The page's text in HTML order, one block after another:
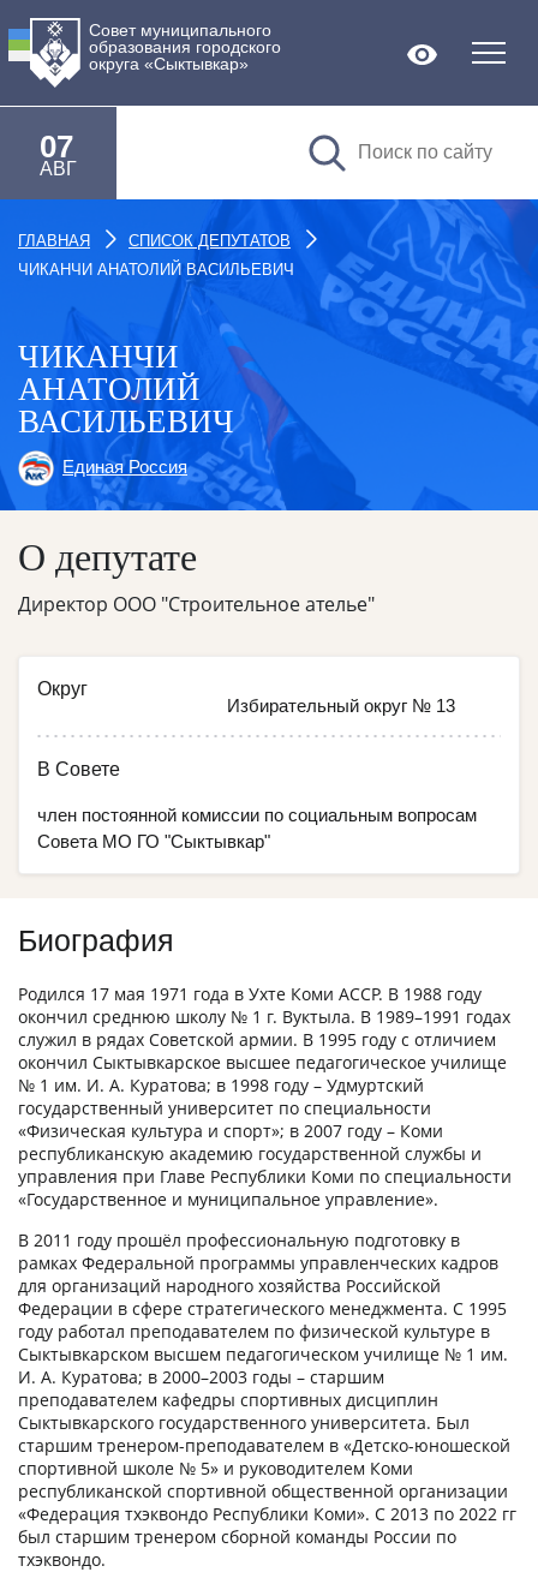
Совет муниципального
образования городского
округа «Сыктывкар»
07
АВГ
Версия
ГЛАВНАЯ
СПИСОК ДЕПУТАТОВ
ЧИКАНЧИ АНАТОЛИЙ ВАСИЛЬЕВИЧ
ЧИКАНЧИ
АНАТОЛИЙ
ВАСИЛЬЕВИЧ
Единая Россия
О депутате
Директор ООО "Строительное ателье"
Округ
Избирательный округ № 13
В Совете
член постоянной комиссии по социальным вопросам
Совета МО ГО "Сыктывкар"
Биография
Родился 17 мая 1971 года в Ухте Коми АССР. В 1988 году
окончил среднюю школу № 1 г. Вуктыла. В 1989–1991 годах
служил в рядах Советской армии. В 1995 году с отличием
окончил Сыктывкарское высшее педагогическое училище
№ 1 им. И. А. Куратова; в 1998 году – Удмуртский
государственный университет по специальности
«Физическая культура и спорт»; в 2007 году – Коми
республиканскую академию государственной службы и
управления при Главе Республики Коми по специальности
«Государственное и муниципальное управление».
В 2011 году прошёл профессиональную подготовку в
рамках Федеральной программы управленческих кадров
для организаций народного хозяйства Российской
Федерации в сфере стратегического менеджмента. С 1995
году работал преподавателем по физической культуре в
Сыктывкарском высшем педагогическом училище № 1 им.
И. А. Куратова; в 2000–2003 годы – старшим
преподавателем кафедры спортивных дисциплин
Сыктывкарского государственного университета. Был
старшим тренером-преподавателем в «Детско-юношеской
спортивной школе № 5» и руководителем Коми
республиканской спортивной общественной организации
«Федерация тхэквондо Республики Коми». С 2013 по 2022 гг
был старшим тренером сборной команды России по
тхэквондо.